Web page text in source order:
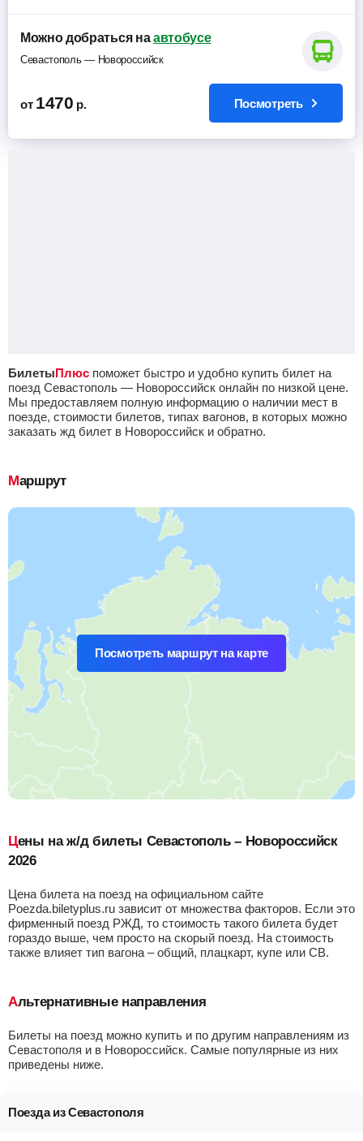
Можно добраться наавтобусе
Севастополь — Новороссийск
от 1470 р. Посмотреть
БилетыПлюс поможет быстро и удобно купить билет на
поезд Севастополь — Новороссийск онлайн по низкой цене.
Мы предоставляем полную информацию о наличии мест в
поезде, стоимости билетов, типах вагонов, в которых можно
заказать жд билет в Новороссийск и обратно.
Маршрут
Посмотреть маршрут на карте
Цены на ж/д билеты Севастополь – Новороссийск
2026
Цена билета на поезд на официальном сайте
Poezda.biletyplus.ru зависит от множества факторов. Если это
фирменный поезд РЖД, то стоимость такого билета будет
гораздо выше, чем просто на скорый поезд. На стоимость
также влияет тип вагона – общий, плацкарт, купе или СВ.
Альтернативные направления
Билеты на поезд можно купить и по другим направлениям из
Севастополя и в Новороссийск. Самые популярные из них
приведены ниже.
Поезда из Севастополя